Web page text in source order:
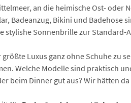
an die heimische Ost-
Badeanzug, Bikini und
stylishe Sonnenbrille zur Standard-
Luxus ganz ohne Schuhe zu
Welche Modelle sind praktisch
beim Dinner gut aus? Wir hätten